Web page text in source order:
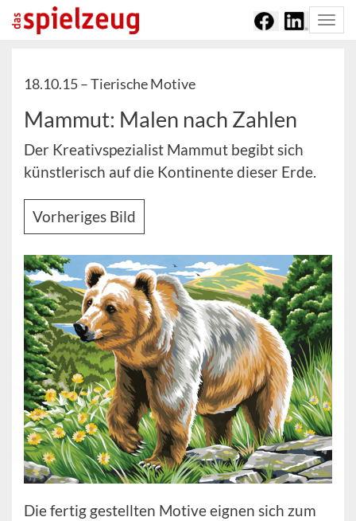
18.10.15 –Tierische Motive
Mammut: Malen nach Zahlen
Der Kreativspezialist Mammut begibt sich
künstlerisch auf die Kontinente dieser Erde.
Vorheriges Bild
Die fertig gestellten Motive eignen sich zum